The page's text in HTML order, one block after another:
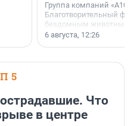
Группа компаний
Благотворительный
бездомным животным
заключили соглашение
6 августа, 12:26
5
Что
в центре